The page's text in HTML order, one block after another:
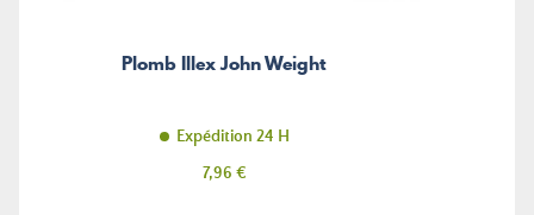
Plomb Illex John Weight
Expédition 24 H
Prix
7,96 €